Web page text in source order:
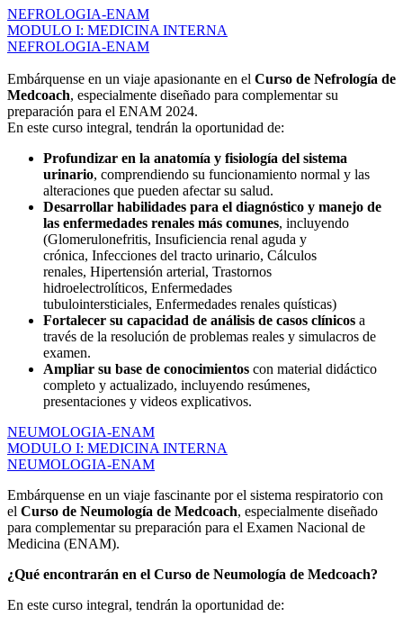
NEFROLOGIA-ENAM
MODULO I: MEDICINA INTERNA
NEFROLOGIA-ENAM
Embárquense en un viaje apasionante en el Curso de Nefrología de
Medcoach, especialmente diseñado para complementar su
preparación para el ENAM 2024.
En este curso integral, tendrán la oportunidad de:
Profundizar en la anatomía y fisiología del sistema
urinario, comprendiendo su funcionamiento normal y las
alteraciones que pueden afectar su salud.
Desarrollar habilidades para el diagnóstico y manejo de
las enfermedades renales más comunes, incluyendo
(Glomerulonefritis, Insuficiencia renal aguda y
crónica, Infecciones del tracto urinario, Cálculos
renales, Hipertensión arterial, Trastornos
hidroelectrolíticos, Enfermedades
tubulointersticiales, Enfermedades renales quísticas)
Fortalecer su capacidad de análisis de casos clínicos a
través de la resolución de problemas reales y simulacros de
examen.
Ampliar su base de conocimientos con material didáctico
completo y actualizado, incluyendo resúmenes,
presentaciones y videos explicativos.
NEUMOLOGIA-ENAM
MODULO I: MEDICINA INTERNA
NEUMOLOGIA-ENAM
Embárquense en un viaje fascinante por el sistema respiratorio con
el Curso de Neumología de Medcoach, especialmente diseñado
para complementar su preparación para el Examen Nacional de
Medicina (ENAM).
¿Qué encontrarán en el Curso de Neumología de Medcoach?
En este curso integral, tendrán la oportunidad de: